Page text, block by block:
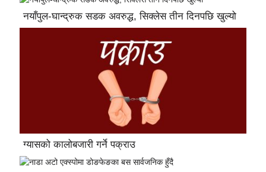
नयाँपुल-घान्द्रुक सडक अवरुद्ध, सिक्लेस तीन दिनपछि खुल्यो
ग्यासको कालोबजारी गर्ने पक्राउ